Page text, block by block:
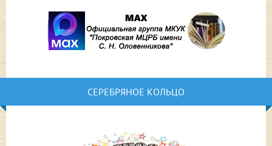
СЕРЕБРЯНОЕ КОЛЬЦО